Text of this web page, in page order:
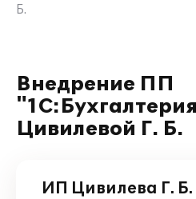
Б.
Внедрение ПП
Цивилевой Г. Б.
ИП Цивилева Г. Б.